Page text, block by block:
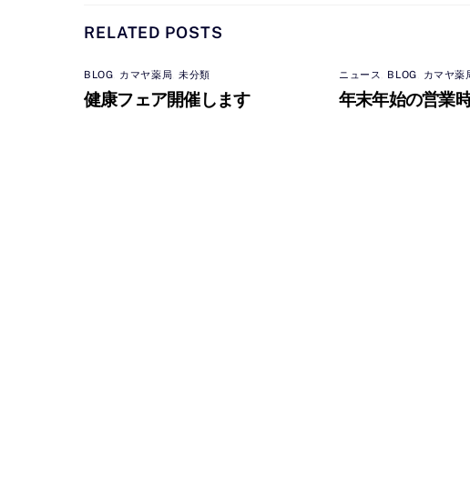
RELATED POSTS
BLOG カマヤ薬局 ,未分類
健康フェア開催します
ニュース BLOG カマヤ薬
年末年始の営業